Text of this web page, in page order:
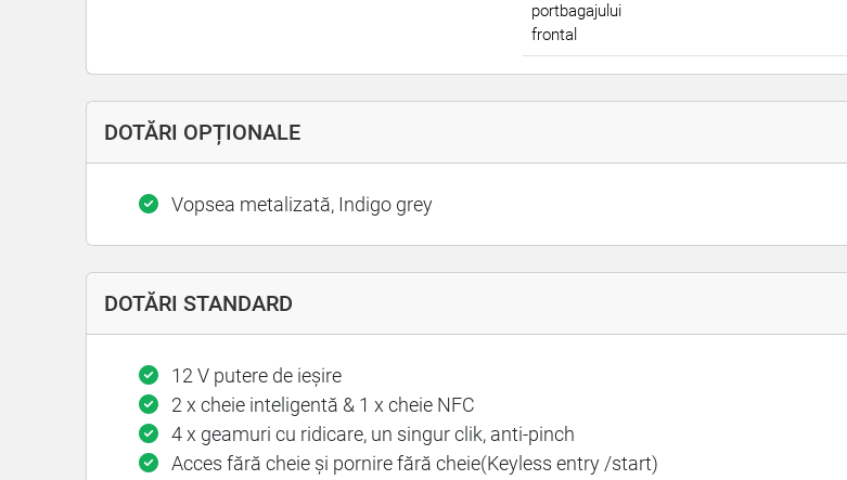
portbagajului
frontal
DOTĂRI OPȚIONALE
Vopsea metalizată, Indigo grey
DOTĂRI STANDARD
12 V putere de ieșire
2 x cheie inteligentă & 1 x cheie NFC
4 x geamuri cu ridicare, un singur clik, anti-pinch
Acces fără cheie și pornire fără cheie(Keyless entry /start)